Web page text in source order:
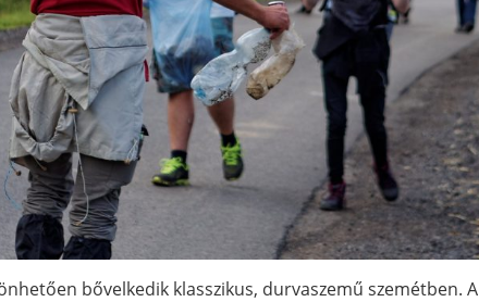
bővelkedik klasszikus, durvaszemű szemétben. A